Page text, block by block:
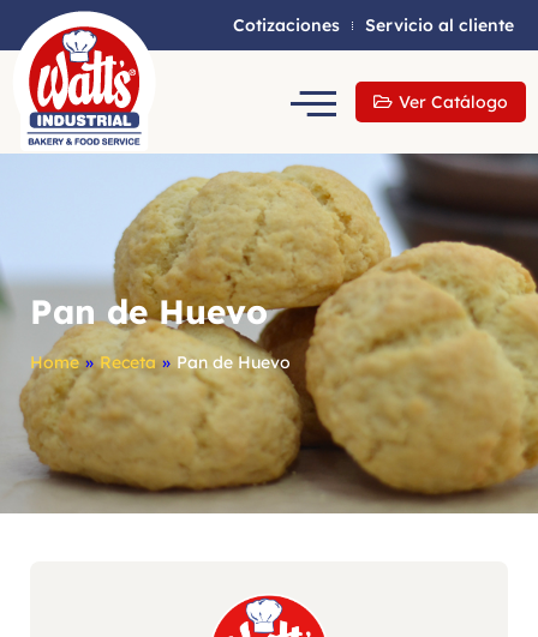
Cotizaciones Servicio al cliente
Ver Catálogo
Pan de Huevo
Home » Receta » Pan de Huevo